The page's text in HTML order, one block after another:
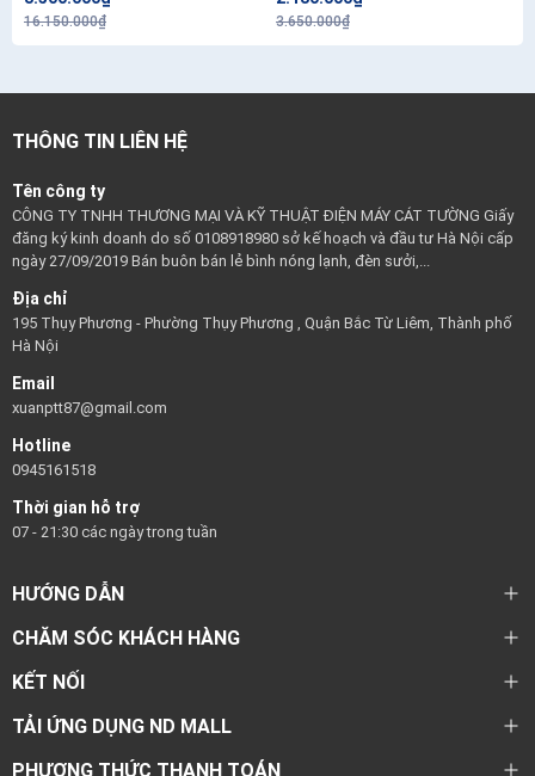
16.150.000₫ 3.650.000₫
THÔNG TIN LIÊN HỆ
Tên công ty
CÔNG TY TNHH THƯƠNG MẠI VÀ KỸ THUẬT ĐIỆN MÁY CÁT TƯỜNG Giấy
đăng ký kinh doanh do số 0108918980 sở kế hoạch và đầu tư Hà Nội cấp
ngày 27/09/2019 Bán buôn bán lẻ bình nóng lạnh, đèn sưởi,...
Địa chỉ
195 Thụy Phương - Phường Thụy Phương , Quận Bắc Từ Liêm, Thành phố
Hà Nội
Email
xuanptt87@gmail.com
Hotline
0945161518
Thời gian hỗ trợ
07 - 21:30 các ngày trong tuần
HƯỚNG DẪN
CHĂM SÓC KHÁCH HÀNG
KẾT NỐI
TẢI ỨNG DỤNG ND MALL
PHƯƠNG THỨC THANH TOÁN